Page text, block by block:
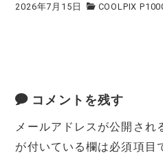
2026年7月15日 COOLPIX
コメントを残す
メールアドレスが公開され
が付いている欄は必須項目